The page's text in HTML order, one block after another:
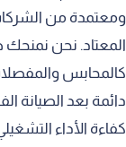
ومعتمدة من
المعتاد. نحن نمنحك
كالمحابس
دائمة بعد الصيانة
كفاءة الأداء